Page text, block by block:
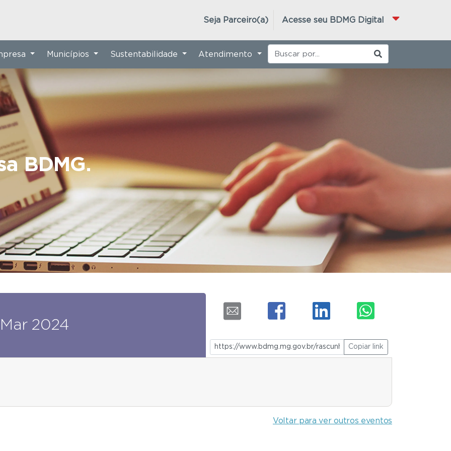
Acesse seu BDMG Digital
Seja Parceiro(a)
BDMG.
Municípios Sustentabilidade Atendimento
Mar 2024
Copiar link
Voltar para ver outros eventos